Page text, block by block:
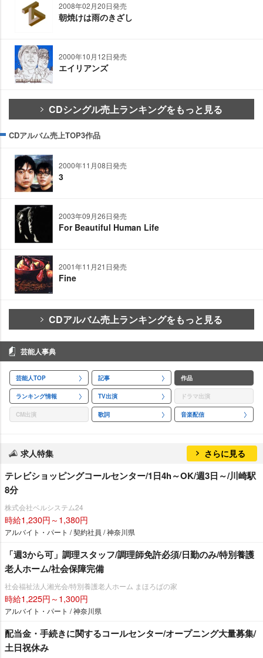
2008年02月20日発売
朝焼けは雨のきざし
2000年10月12日発売
エイリアンズ
CDシングル売上ランキングをもっと見る
CDアルバム売上TOP3作品
2000年11月08日発売
3
2003年09月26日発売
For Beautiful Human Life
2001年11月21日発売
Fine
CDアルバム売上ランキングをもっと見る
芸能人事典
芸能人TOP 記事 作品
ランキング情報 TV出演 ドラマ出演
CM出演 歌詞 音楽配信
求人特集 さらに見る
テレビショッピングコールセンター/1日4h～OK/週3日～/川崎駅
8分
株式会社ベルシステム24
時給1,230円～1,380円
アルバイト・パート / 契約社員 / 神奈川県
「週3から可」調理スタッフ/調理師免許必須/日勤のみ/特別養護
老人ホーム/社会保障完備
社会福祉法人湘光会/特別養護老人ホーム まほろばの家
時給1,225円～1,300円
アルバイト・パート / 神奈川県
配当金・手続きに関するコールセンター/オープニング大量募集/
土日祝休み